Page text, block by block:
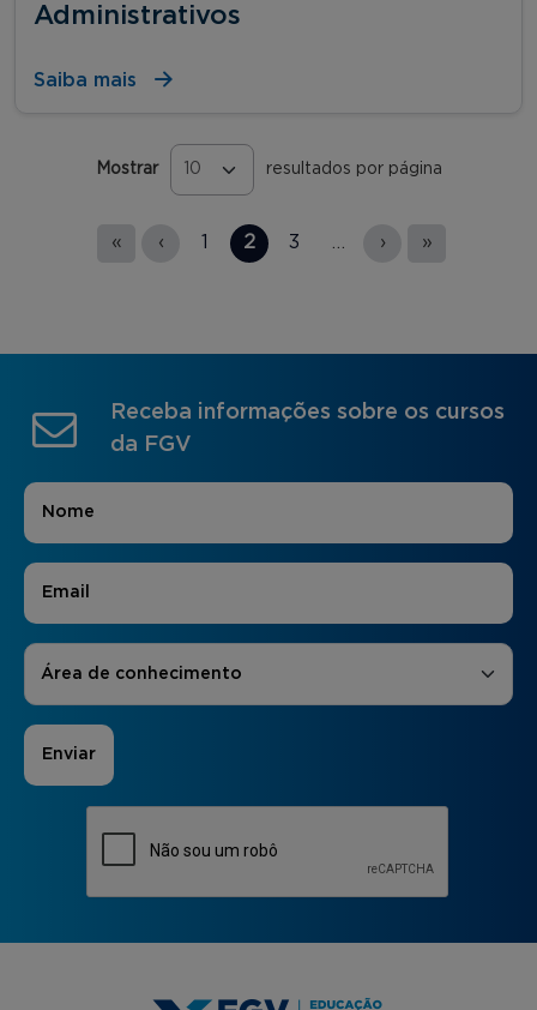
Administrativos
Saiba mais
Mostrar resultados por página
« ‹ 1 2 3 › »
Receba informações sobre os cursos
da FGV
Nome
E-mail
Áreas de Interesse
Área de conhecimento